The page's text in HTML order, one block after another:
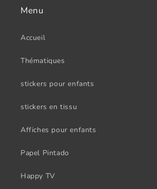
Menu
Accueil
Thématiques
stickers pour enfants
stickers en tissu
Affiches pour enfants
Papel Pintado
Happy TV